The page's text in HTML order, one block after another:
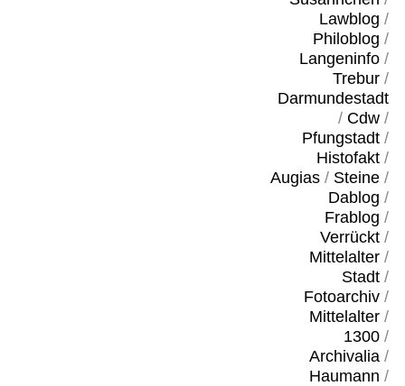
Lawblog /
Philoblog /
Langeninfo/
Trebur/
Darmundestadt
/ Cdw/
Pfungstadt/
Histofakt/
Augias/ Steine/
Dablog /
Frablog /
Verrückt/
Mittelalter/
Stadt/
Fotoarchiv/
Mittelalter/
1300/
Archivalia/
Haumann /